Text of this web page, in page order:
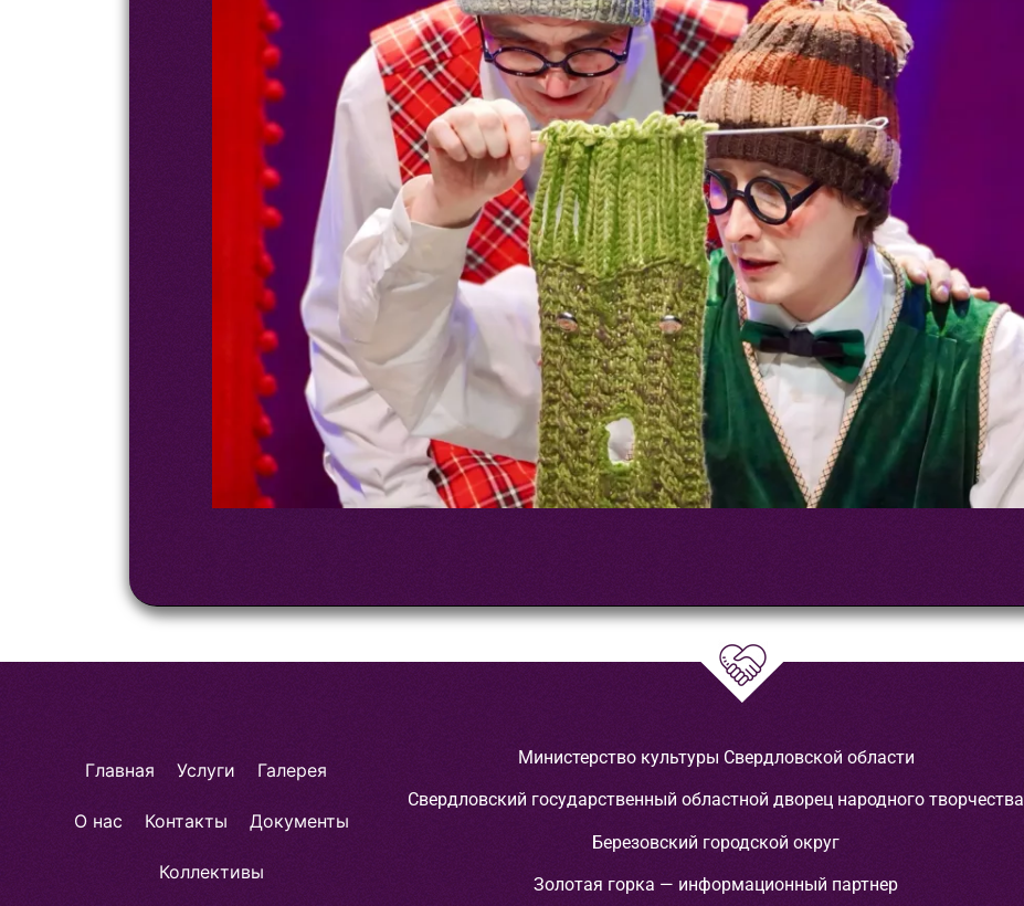
Главная Услуги Галерея
О нас Контакты Документы
Коллективы
Министерство культуры Свердловской области
Свердловский государственный областной дворец народного творчества
Березовский городской округ
Золотая горка — информационный партнер